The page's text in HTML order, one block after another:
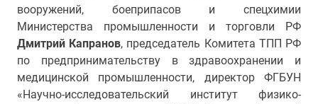
вооружений, боеприпасов и спецхимии
Министерства промышленности и торговли РФ
Дмитрий Капранов, председатель Комитета ТПП РФ
по предпринимательству в здравоохранении и
медицинской промышленности, директор ФГБУН
«Научно-исследовательский институт физико-